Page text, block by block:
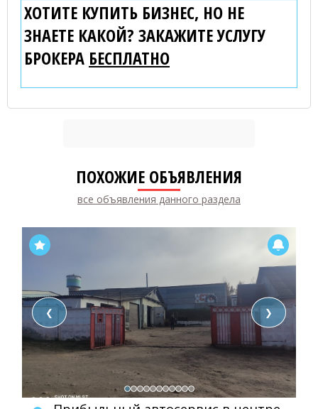
ХОТИТЕ КУПИТЬ БИЗНЕС, НО НЕ
ЗНАЕТЕ КАКОЙ? ЗАКАЖИТЕ УСЛУГУ
БРОКЕРА БЕСПЛАТНО
ПОХОЖИЕ ОБЪЯВЛЕНИЯ
все объявления данного раздела
❮ ❯